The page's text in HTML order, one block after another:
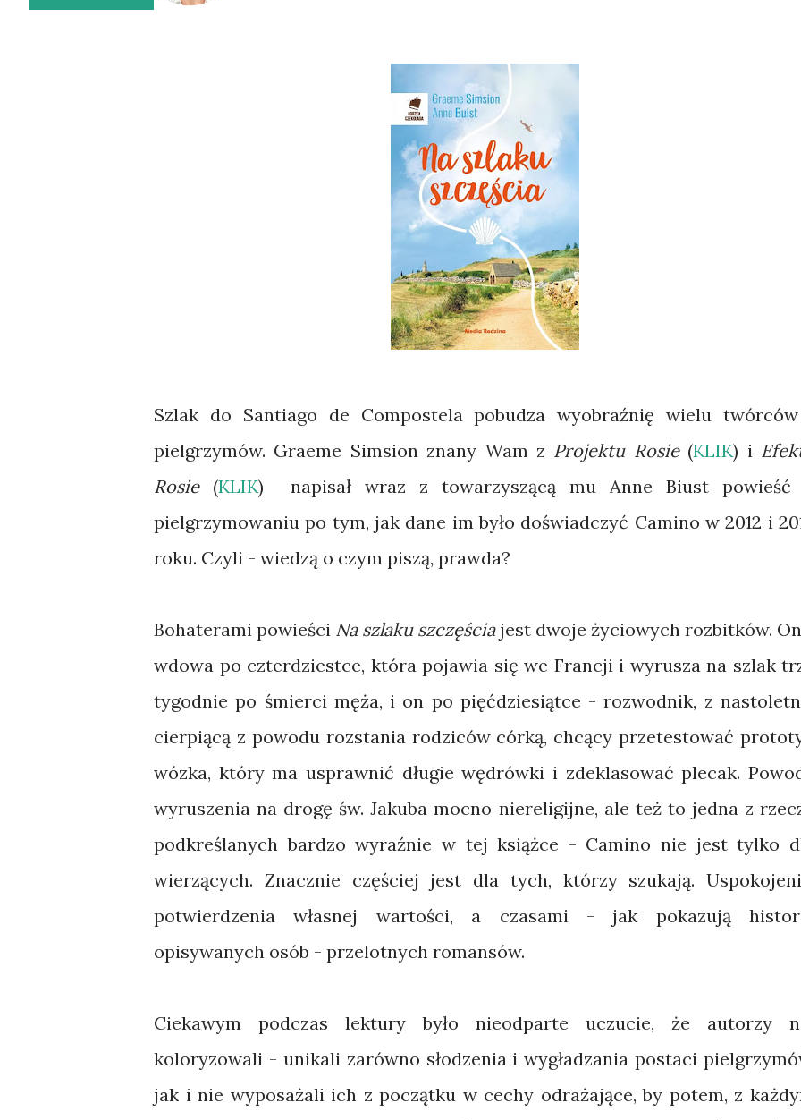
Szlak do Santiago de Compostela pobudza wyobraźnię wielu
pielgrzymów. Graeme Simsion znany Wam z Projektu Rosie(KLIK) i
Rosie(KLIK) napisał wraz z towarzyszącą mu Anne Biust powieść
pielgrzymowaniu po tym, jak dane im było doświadczyć Camino w 2012 i
roku. Czyli - wiedzą o czym piszą, prawda?
Bohaterami powieści Na szlaku szczęściajest dwoje życiowych rozbitków.
wdowa po czterdziestce, która pojawia się we Francji i wyrusza na szlak
tygodnie po śmierci męża, i on po pięćdziesiątce - rozwodnik, z
cierpiącą z powodu rozstania rodziców córką, chcący przetestować
wózka, który ma usprawnić długie wędrówki i zdeklasować plecak.
wyruszenia na drogę św. Jakuba mocno niereligijne, ale też to jedna z
podkreślanych bardzo wyraźnie w tej książce - Camino nie jest tylko
wierzących. Znacznie częściej jest dla tych, którzy szukają.
potwierdzenia własnej wartości, a czasami - jak pokazują
opisywanych osób - przelotnych romansów.
Ciekawym podczas lektury było nieodparte uczucie, że autorzy
koloryzowali - unikali zarówno słodzenia i wygładzania postaci
jak i nie wyposażali ich z początku w cechy odrażające, by potem, z